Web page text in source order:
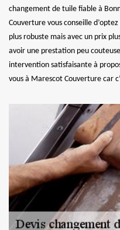
changement de tuile fiable à
Couverture vous conseille
plus robuste mais avec un prix
avoir une prestation peu
intervention satisfaisante à
vous à Marescot Couverture car